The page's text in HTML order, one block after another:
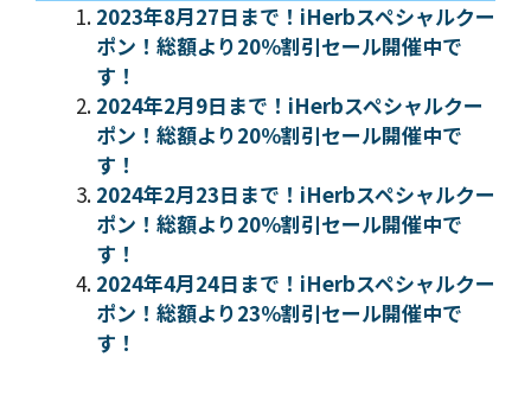
2023年8月27日まで！iHerbスペシャルクー
ポン！総額より20％割引セール開催中で
す！
2024年2月9日まで！iHerbスペシャルクー
ポン！総額より20％割引セール開催中で
す！
2024年2月23日まで！iHerbスペシャルクー
ポン！総額より20％割引セール開催中で
す！
2024年4月24日まで！iHerbスペシャルクー
ポン！総額より23％割引セール開催中で
す！